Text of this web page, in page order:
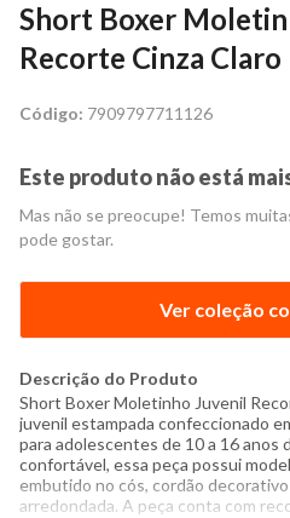
Short Boxer
Recorte Cinza Claro
Código: 7909797711126
Este produto não está
Mas não se preocupe! Temos
pode gostar.
Ver coleção
Descrição do Produto
Short Boxer Moletinho Juvenil
juvenil estampada confeccionado
para adolescentes de 10 a 16 anos
confortável, essa peça possui
embutido no cós, cordão decorativo
arredondada. A peça conta com